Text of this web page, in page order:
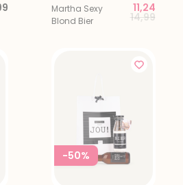
Martha Sexy
Blond Bier
Price
14,99to
11,24
-50%